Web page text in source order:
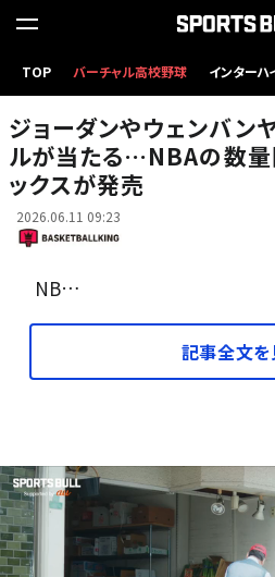
TOP バーチャル高校野球 インターハ
ジョーダンやウェンバン
ルが当たる…NBAの数量
ックスが発売
2026.06.11 09:23
NB…
記事全文を